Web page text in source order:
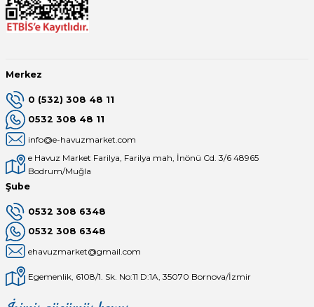
Merkez
0 (532) 308 48 11
0532 308 48 11
info@e-havuzmarket.com
e Havuz Market Farilya, Farilya mah, İnönü Cd. 3/6 48965
Bodrum/Muğla
Şube
0532 308 6348
0532 308 6348
ehavuzmarket@gmail.com
Egemenlik, 6108/1. Sk. No:11 D:1A, 35070 Bornova/İzmir